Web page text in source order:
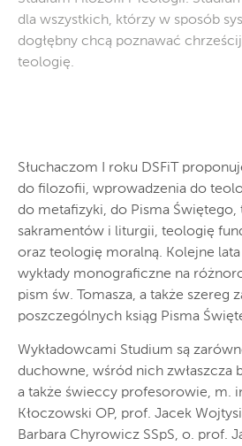
dla wszystkich, którzy w sposób
dogłębny chcą poznawać
teologię.
Słuchaczom I roku DSFiT
do filozofii, wprowadzenia do
do metafizyki, do Pisma Świętego,
sakramentów i liturgii, teologię
oraz teologię moralną. Kolejne
wykłady monograficzne na
pism św. Tomasza, a także szereg
poszczególnych ksiąg Pisma
Wykładowcami Studium są
duchowne, wśród nich zwłaszcza
a także świeccy profesorowie, m.
Kłoczowski OP, prof. Jacek
Barbara Chyrowicz SSpS, o. prof.